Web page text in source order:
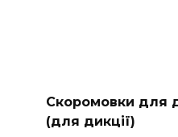
Скоромовки для
(для дикції)